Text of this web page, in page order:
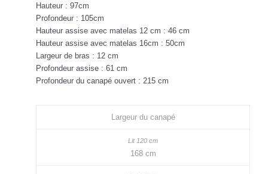
Hauteur : 97cm
Profondeur : 105cm
Hauteur assise avec matelas 12 cm : 46 cm
Hauteur assise avec matelas 16cm : 50cm
Largeur de bras : 12 cm
Profondeur assise : 61 cm
Profondeur du canapé ouvert : 215 cm
Largeur du canapé
168 cm